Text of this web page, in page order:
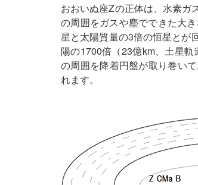
おおいぬ座Zの正体は、水素ガ
の周囲をガスや塵でできた大
星と太陽質量の3倍の恒星とが
陽の1700倍（23億km、土星
の周囲を降着円盤が取り巻い
れます。